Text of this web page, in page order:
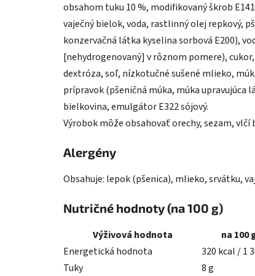
obsahom tuku 10 %, modifikovaný škrob
vaječný bielok, voda, rastlinný olej repkový,
konzervačná látka kyselina sorbová E200),
[nehydrogenovaný] v rôznom pomere),
dextróza, soľ, nízkotučné sušené mlieko,
prípravok (pšeničná múka, múka upravujúca
bielkovina, emulgátor E322 sójový.
Výrobok môže obsahovať orechy, sezam, vlčí
Alergény
Obsahuje: lepok (pšenica), mlieko, srvátku,
Nutričné hodnoty (na 100 g)
Výživová hodnota
na 100
Energetická hodnota
320 kcal / 1
Tuky
8 g